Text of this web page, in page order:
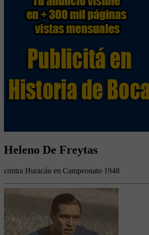
Heleno De Freytas
contra Huracán en Campeonato 1948